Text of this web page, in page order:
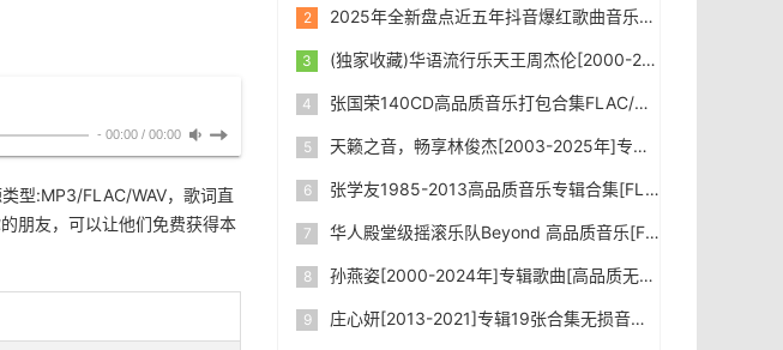
- 00:00 / 00:00
型:MP3/FLAC/WAV，歌词直
朋友，可以让他们免费获得本
2025年全新盘点近五年抖音爆红歌曲音乐共1431首，首首令人如痴如醉。
(独家收藏)华语流行乐天王周杰伦[2000-2025年]所有专辑音乐[无损FLAC/WAV/MP3]合集下载
张国荣140CD高品质音乐打包合集FLAC/WAV/MP3]下载
天籁之音，畅享林俊杰[2003-2025年]专辑打包合集 [无损FLAC/WAV/MP3] 下载
张学友1985-2013高品质音乐专辑合集[FLAC/WAV/MP3]下载
华人殿堂级摇滚乐队Beyond 高品质音乐[FLAC+MP3/Kbps]合集_下载
孙燕姿[2000-2024年]专辑歌曲[高品质无损FLAC+MP3-320kbps]合集下载
庄心妍[2013-2021]专辑19张合集无损音乐WAV格式网盘下载|百度网盘